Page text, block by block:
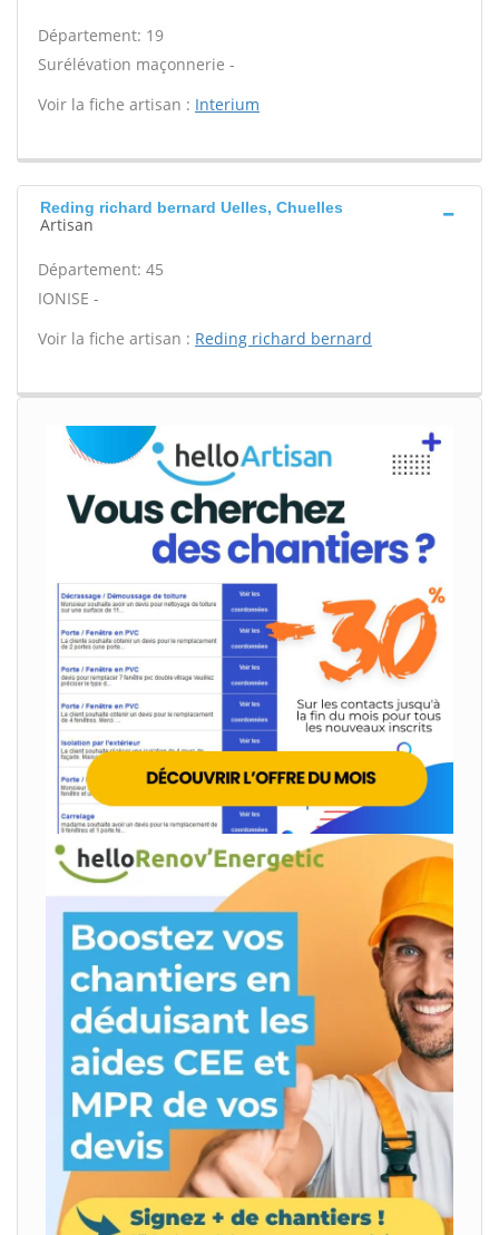
Département: 19
Surélévation maçonnerie -
Voir la fiche artisan : Interium
Reding richard bernard Uelles, Chuelles
Artisan
Département: 45
IONISE -
Voir la fiche artisan : Reding richard bernard